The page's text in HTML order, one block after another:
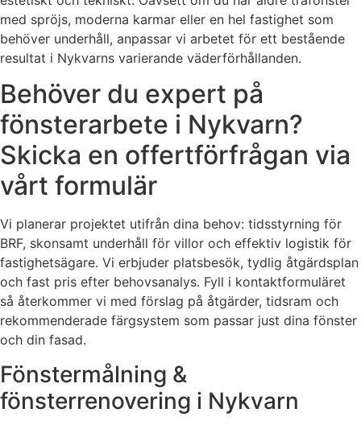
med spröjs, moderna karmar eller en hel fastighet som
behöver underhåll, anpassar vi arbetet för ett bestående
resultat i Nykvarns varierande väderförhållanden.
Behöver du expert på
fönsterarbete i Nykvarn?
Skicka en offertförfrågan via
vårt formulär
Vi planerar projektet utifrån dina behov: tidsstyrning för
BRF, skonsamt underhåll för villor och effektiv logistik för
fastighetsägare. Vi erbjuder platsbesök, tydlig åtgärdsplan
och fast pris efter behovsanalys. Fyll i kontaktformuläret
så återkommer vi med förslag på åtgärder, tidsram och
rekommenderade färgsystem som passar just dina fönster
och din fasad.
Fönstermålning &
fönsterrenovering i Nykvarn